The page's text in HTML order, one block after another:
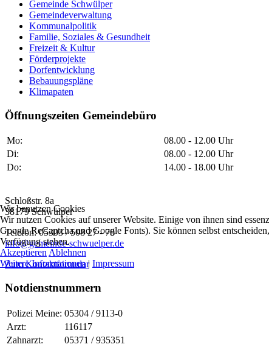
Gemeinde Schwülper
Gemeindeverwaltung
Kommunalpolitik
Familie, Soziales & Gesundheit
Freizeit & Kultur
Förderprojekte
Dorfentwicklung
Bebauungspläne
Klimapaten
Öffnungszeiten Gemeindebüro
Mo:
08.00 - 12.00 Uhr
Di:
08.00 - 12.00 Uhr
Do:
14.00 - 18.00 Uhr
Schloßstr. 8a
38179 Schwülper
Telefon: 05303 / 508 27 - 70
info@gemeinde-schwuelper.de
Zum Kontaktformular
Notdienstnummern
Polizei Meine: 05304 / 9113-0
Arzt:
116117
Zahnarzt:
05371 / 935351
Wir benutzen Cookies
Wir nutzen Cookies auf unserer Website. Einige von ihnen sind
Google ReCaptcha und Google Fonts). Sie können selbst
Verfügung stehen.
Akzeptieren Ablehnen
Weitere Informationen| Impressum